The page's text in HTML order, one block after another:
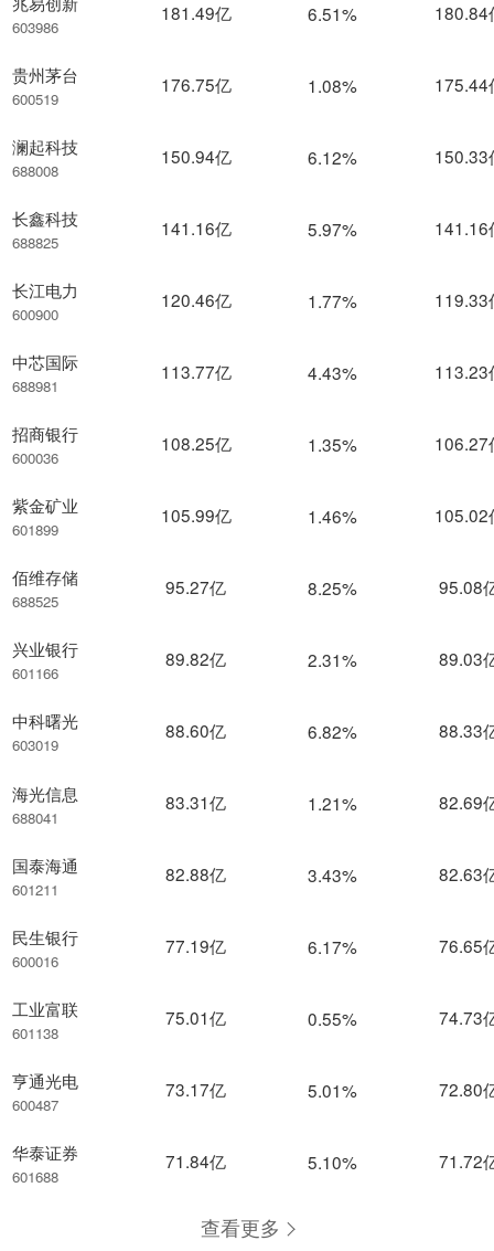
603986
贵州茅台
600519
澜起科技
688008
长鑫科技
688825
长江电力
600900
中芯国际
688981
招商银行
600036
紫金矿业
601899
佰维存储
688525
兴业银行
601166
中科曙光
603019
海光信息
688041
国泰海通
601211
民生银行
600016
工业富联
601138
亨通光电
600487
华泰证券
601688
181.49亿 6.51% 180.84
176.75亿 1.08% 175.44
150.94亿 6.12% 150.33
141.16亿 5.97% 141.16
120.46亿 1.77% 119.33
113.77亿 4.43% 113.23
108.25亿 1.35% 106.27
105.99亿 1.46% 105.02
95.27亿 8.25% 95.08
89.82亿 2.31% 89.03
88.60亿 6.82% 88.33
83.31亿 1.21% 82.69
82.88亿 3.43% 82.63
77.19亿 6.17% 76.65
75.01亿 0.55% 74.73
73.17亿 5.01% 72.80
71.84亿 5.10% 71.72
查看更多